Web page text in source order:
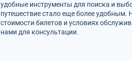
удобные инструменты для поиска и
путешествие стало еще более
стоимости билетов и условиях
нами для консультации.